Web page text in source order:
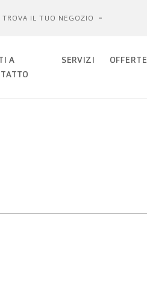
TROVA IL TUO NEGOZIO
A
SERVIZI OFFERTE